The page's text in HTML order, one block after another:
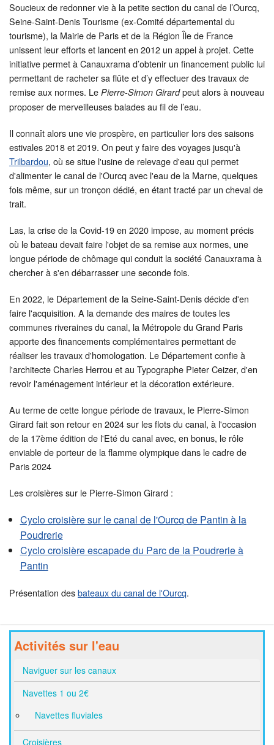
Soucieux de redonner vie à la petite section du canal de l’Ourcq,
Seine-Saint-Denis Tourisme (ex-Comité départemental du
tourisme), la Mairie de Paris et de la Région Île de France
unissent leur efforts et lancent en 2012 un appel à projet. Cette
initiative permet à Canauxrama d’obtenir un financement public lui
permettant de racheter sa flûte et d’y effectuer des travaux de
remise aux normes. Le Pierre-Simon Girardpeut alors à nouveau
proposer de merveilleuses balades au fil de l’eau.
Il connaît alors une vie prospère, en particulier lors des saisons
estivales 2018 et 2019. On peut y faire des voyages jusqu'à
Trilbardou, où se situe l'usine de relevage d'eau qui permet
d'alimenter le canal de l'Ourcq avec l'eau de la Marne, quelques
fois même, sur un tronçon dédié, en étant tracté par un cheval de
trait.
Las, la crise de la Covid-19 en 2020 impose, au moment précis
où le bateau devait faire l'objet de sa remise aux normes, une
longue période de chômage qui conduit la société Canauxrama à
chercher à s'en débarrasser une seconde fois.
En 2022, le Département de la Seine-Saint-Denis décide d'en
faire l'acquisition. A la demande des maires de toutes les
communes riveraines du canal, la Métropole du Grand Paris
apporte des financements complémentaires permettant de
réaliser les travaux d'homologation. Le Département confie à
l'architecte Charles Herrou et au Typographe Pieter Ceizer, d'en
revoir l'aménagement intérieur et la décoration extérieure.
Au terme de cette longue période de travaux, le Pierre-Simon
Girard fait son retour en 2024 sur les flots du canal, à l'occasion
de la 17ème édition de l'Eté du canal avec, en bonus, le rôle
enviable de porteur de la flamme olympique dans le cadre de
Paris 2024
Les croisières sur le Pierre-Simon Girard :
Cyclo croisière sur le canal de l'Ourcq de Pantin à la
Poudrerie
Cyclo croisière escapade du Parc de la Poudrerie à
Pantin
Présentation desbateaux du canal de l'Ourcq.
Activités sur l'eau
Naviguer sur les canaux
Navettes 1 ou 2€
Navettes fluviales
Croisières